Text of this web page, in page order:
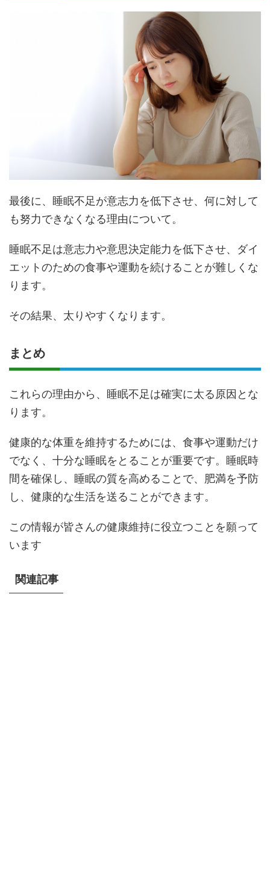
最後に、睡眠不足が意志力を低下させ、何に対して
も努力できなくなる理由について。
睡眠不足は意志力や意思決定能力を低下させ、ダイ
エットのための食事や運動を続けることが難しくな
ります。
その結果、太りやすくなります。
まとめ
これらの理由から、睡眠不足は確実に太る原因とな
ります。
健康的な体重を維持するためには、食事や運動だけ
でなく、十分な睡眠をとることが重要です。睡眠時
間を確保し、睡眠の質を高めることで、肥満を予防
し、健康的な生活を送ることができます。
この情報が皆さんの健康維持に役立つことを願って
います
関連記事